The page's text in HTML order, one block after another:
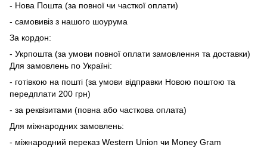
- Нова Пошта (за повної чи часткої оплати)
- самовивіз з нашого шоурума
За кордон:
- Укрпошта (за умови повної оплати замовлення та доставки)
Для замовлень по Україні:
- готівкою на пошті (за умови відправки Новою поштою та
передплати 200 грн)
- за реквізитами (повна або часткова оплата)
Для міжнародних замовлень:
- міжнародний переказ Western Union чи Money Gram